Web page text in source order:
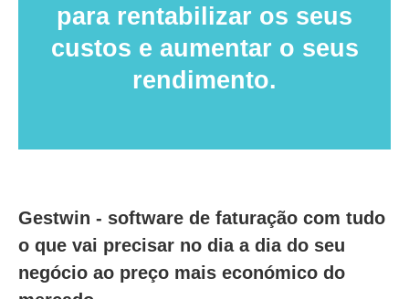
para rentabilizar os seus
custos e aumentar o seus
rendimento.
Gestwin - software de faturação com tudo
o que vai precisar no dia a dia do seu
negócio ao preço mais económico do